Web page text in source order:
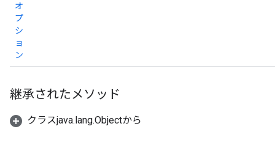
オ
プ
シ
ョ
ン
継承されたメソッド
クラスjava.lang.Objectから